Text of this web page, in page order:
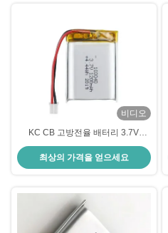
비디오
KC CB 고방전율 배터리 3.7V
1200mAh 30CMax60C 충전식 리
튬 이온 폴리머 배터리 103040
최상의 가격을 얻으세요